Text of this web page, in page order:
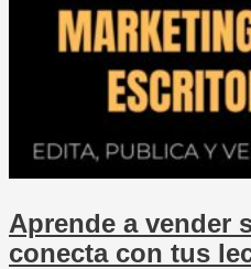
Aprende a vender
conecta con tus